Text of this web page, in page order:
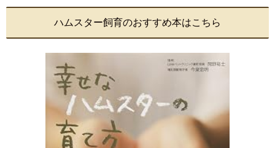
ハムスター飼育のおすすめ本はこちら